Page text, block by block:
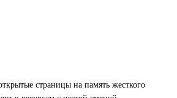
страницы на память жесткого